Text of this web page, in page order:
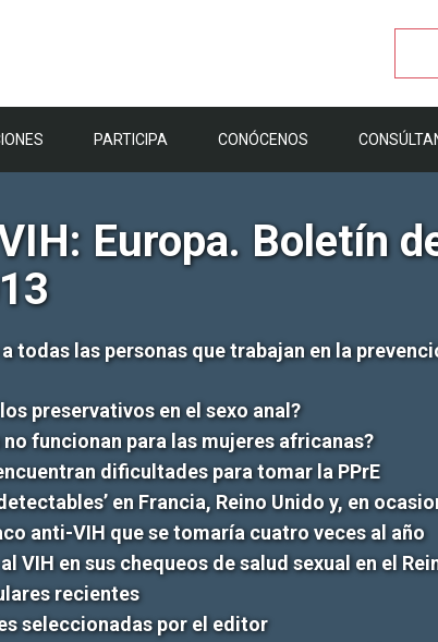
PARTICIPA CONÓCENOS
Europa. Boletín
las personas que trabajan en la
preservativos en el sexo anal?
funcionan para las mujeres africanas?
dificultades para tomar la PPrE
en Francia, Reino Unido y, en
anti-VIH que se tomaría cuatro veces al año
VIH en sus chequeos de salud sexual en el
recientes
seleccionadas por el editor